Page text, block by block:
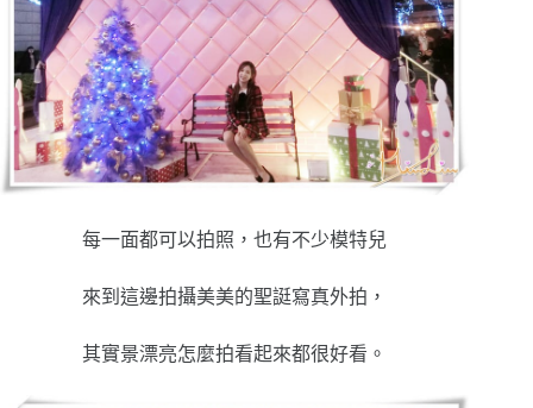
每一面都可以拍照，也有不少模特兒
來到這邊拍攝美美的聖誔寫真外拍，
其實景漂亮怎麼拍看起來都很好看。